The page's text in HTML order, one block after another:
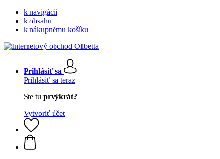
k navigácii
k obsahu
k nákupnému košíku
Prihlásiť sa
Prihlásiť sa teraz
Ste tu prvýkrát?
Vytvoriť účet